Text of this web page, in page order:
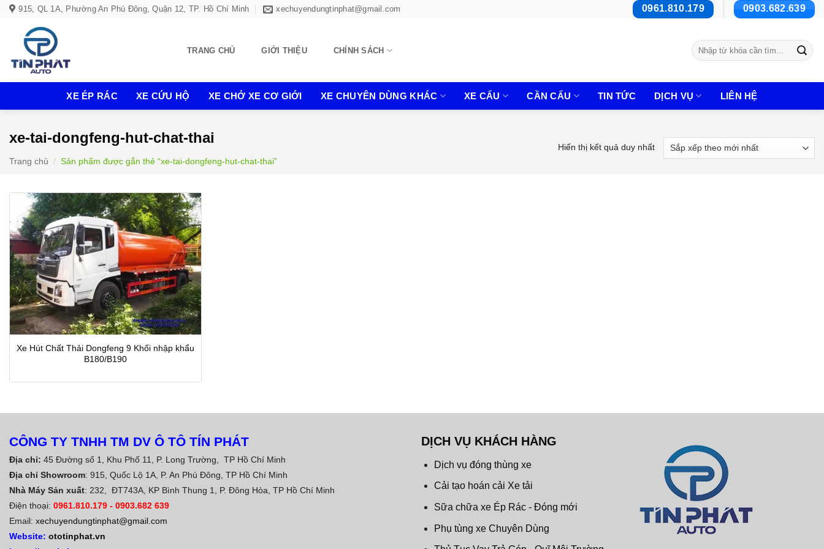
Bỏ
915, QL 1A, Phường An Phú Đông, Quận 12, TP. Hồ Chí Minh xechuyendungtinphat@gmail.com 0961.810.179 0903.682.639
TRANG CHỦ GIỚI THIỆU CHÍNH SÁCH
Tìm
kiếm:
XE ÉP RÁC XE CỨU HỘ XE CHỞ XE CƠ GIỚI XE CHUYÊN DÙNG KHÁC XE CẨU CẦN CẨU TIN TỨC DỊCH VỤ LIÊN HỆ
xe-tai-dongfeng-hut-chat-thai
Trang chủ / Sản phẩm được gắn thẻ “xe-tai-dongfeng-hut-chat-thai”
Hiển thị kết quả duy nhất
Xe Hút Chất Thải Dongfeng 9 Khối nhập khẩu
B180/B190
CÔNG TY TNHH TM DV Ô TÔ TÍN PHÁT
Địa chỉ: 45 Đường số 1, Khu Phố 11, P. Long Trường, TP Hồ Chí Minh
Địa chỉ Showroom: 915, Quốc Lộ 1A, P. An Phú Đông, TP Hồ Chí Minh
Nhà Máy Sản xuất: 232, ĐT743A, KP Bình Thung 1, P. Đông Hòa, TP Hồ Chí Minh
Điện thoại: 0961.810.179 - 0903.682 639
Email: xechuyendungtinphat@gmail.com
Website: ototinphat.vn
DỊCH VỤ KHÁCH HÀNG
Dịch vụ đóng thùng xe
Cải tạo hoán cải Xe tải
Sữa chữa xe Ép Rác - Đóng mới
Phụ tùng xe Chuyên Dùng